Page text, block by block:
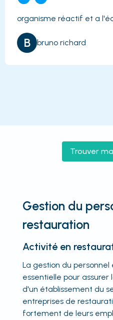
organisme réactif et a
B bruno richard
Trouver
Gestion du
restauration
Activité en
La gestion du
essentielle pour
d'un établissement du
entreprises de
fortement de leurs